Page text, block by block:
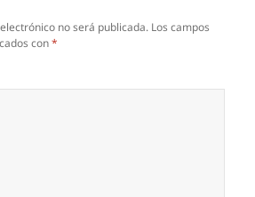
no será publicada. Los campos
con*